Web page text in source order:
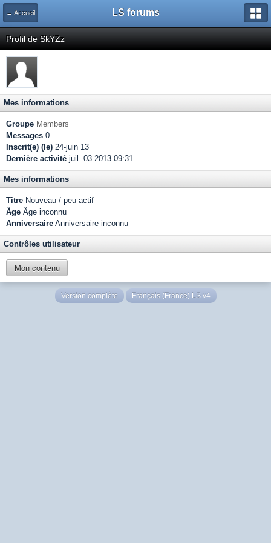
← Accueil LS forums
Profil de SkYZz
Mes informations
Groupe Members
Messages 0
Inscrit(e) (le) 24-juin 13
Dernière activité juil. 03 2013 09:31
Mes informations
Titre Nouveau / peu actif
Âge Âge inconnu
Anniversaire Anniversaire inconnu
Contrôles utilisateur
Mon contenu
Version complète Français (France) LS v4